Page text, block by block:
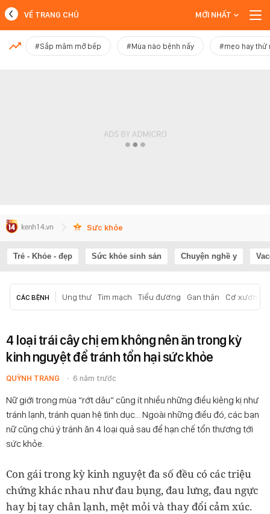
MỚI NHẤT
VỀ TRANG CHỦ MỚI NHẤT
#Sắp mâm mở bếp #Mùa nào bệnh nấy #mẹo hay thử
Sức khỏe
Trẻ - Khỏe - đẹp Sức khỏe sinh sản Chuyện nghề y
CÁC BỆNH Ung thư Tim mạch Tiểu đường Gan thận Cơ xương
4 loại trái cây chị em không nên ăn trong kỳ
kinh nguyệt để tránh tổn hại sức khỏe
QUỲNH TRANG 6 năm trước
Nữ giới trong mùa “rớt dâu” cũng ít nhiều những điều kiêng kị như
tránh lạnh, tránh quan hệ tình dục… Ngoài những điều đó, các bạn
nữ cũng chú ý tránh ăn 4 loại quả sau để hạn chế tổn thương tới
sức khỏe.
Con gái trong kỳ kinh nguyệt đa số đều có các triệu
chứng khác nhau như đau bụng, đau lưng, đau ngực
hay bị tay chân lạnh, mệt mỏi và thay đổi cảm xúc.